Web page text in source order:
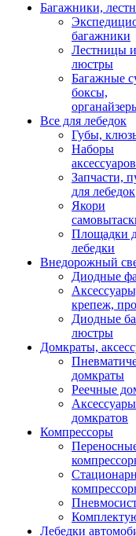
Багажники,
багажники
Лестницы и
люстры
Багажные
боксы,
Все для лебедок
Губы,
Наборы
аксессуаров
Запчасти,
для лебедок
Якори
Площадки
лебедки
Внедорожный
Диодные
крепеж,
Диодные
люстры
Домкраты,
домкраты
Реечные
домкратов
Компрессоры
Лебедки